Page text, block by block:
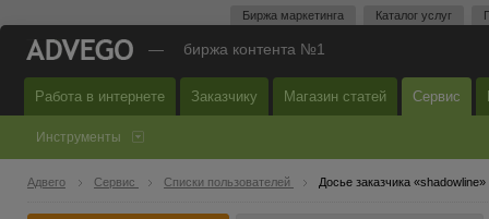
Биржа маркетинга Каталог услуг
— биржа контента №1
Работа в интернете Заказчику Магазин статей Сервис
Инструменты
Адвего Сервис Списки пользователей Досье заказчика «shadowline»